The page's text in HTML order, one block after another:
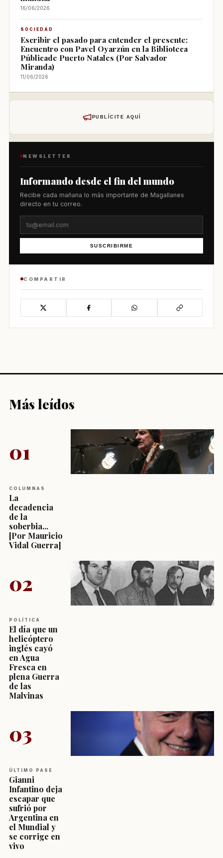
16/06/2026
SOCIEDAD
Escribir el pasado para entender el presente:
Encuentro con Pavel Oyarzún en la Biblioteca
Públicade Puerto Natales (Por Salvador
Miranda)
11/06/2026
PUBLÍCITE AQUÍ
NEWSLETTER
Informando desde el fin del mundo
Recibe cada mañana lo más importante de Magallanes
directo en tu correo.
SUSCRIBIRME
COMPARTIR
Más leídos
01
COLUMNAS
La
decadencia
de la
soberbia...
[Por Mauricio
Vidal Guerra]
02
POLÍTICA
El día que un
helicóptero
inglés cayó
en Agua
Fresca en
plena Guerra
de las
Malvinas
03
ÚLTIMO PASE
Gianni
Infantino deja
escapar que
sufrió por
Argentina en
el Mundial y
se corrige en
vivo